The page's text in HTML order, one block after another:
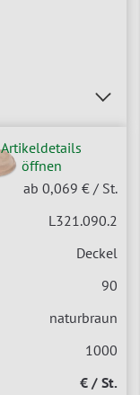
Artikeldetails
öffnen
ab 0,069 € / St.
L321.090.2
Deckel
90
naturbraun
1000
€ / St.